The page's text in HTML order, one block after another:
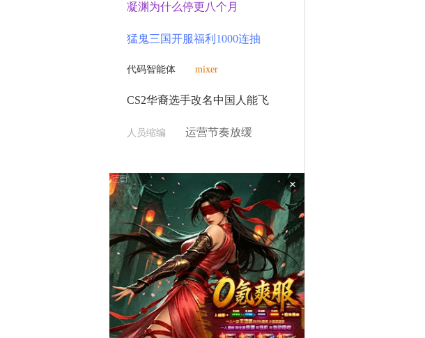
凝渊为什么停更八个月
猛鬼三国开服福利1000连抽
代码智能体 mixer
CS2华裔选手改名中国人能飞
人员缩编 运营节奏放缓
×